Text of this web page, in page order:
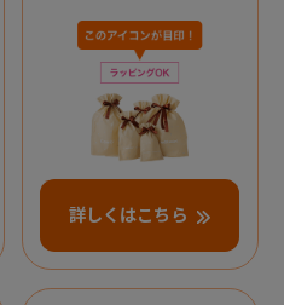
詳しくはこちら